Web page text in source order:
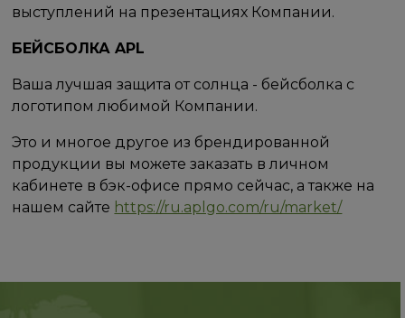
выступлений на презентациях Компании.
БЕЙСБОЛКА APL
Ваша лучшая защита от солнца - бейсболка с
логотипом любимой Компании.
Это и многое другое из брендированной
продукции вы можете заказать в личном
кабинете в бэк-офисе прямо сейчас, а также на
нашем сайте https://ru.aplgo.com/ru/market/